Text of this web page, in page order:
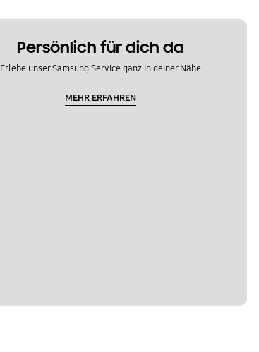
Persönlich für dich da
Erlebe unser Samsung Service ganz in deiner Nähe
MEHR ERFAHREN